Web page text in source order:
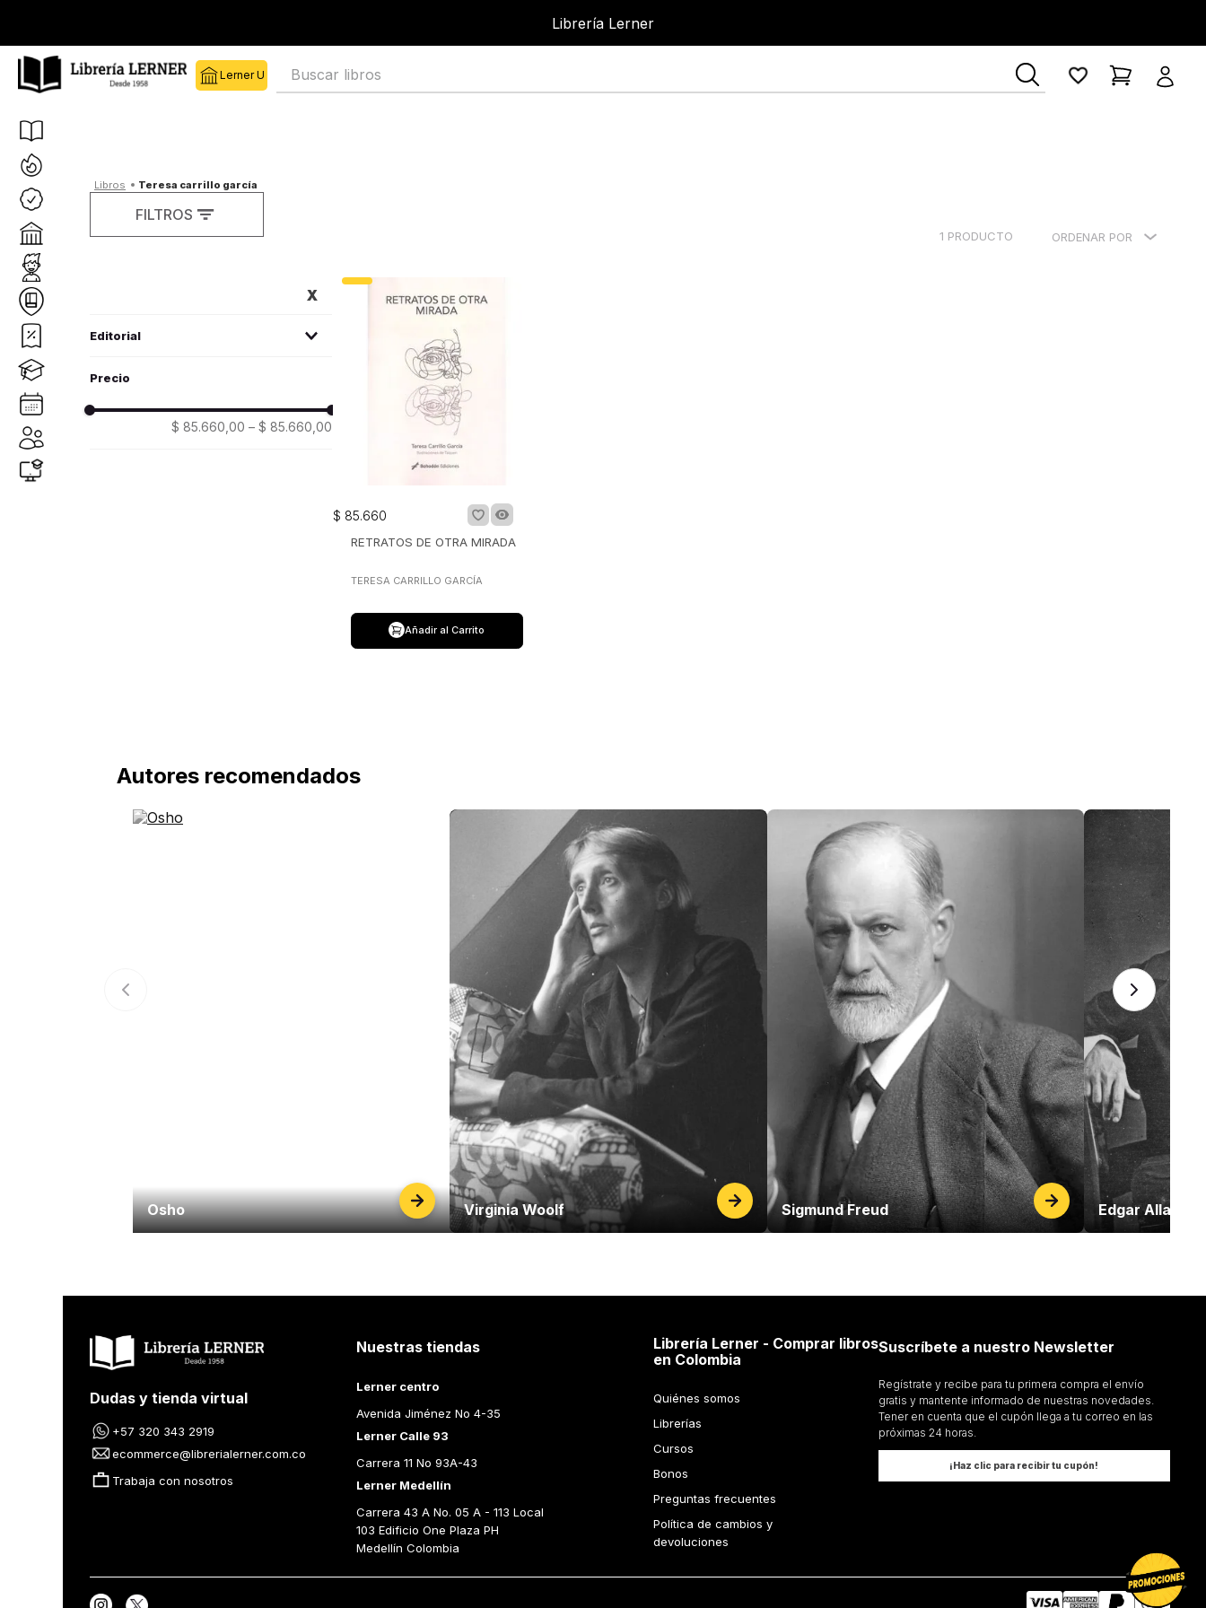
Librería Lerner
Buscar libros
teresa carrillo garcía
1 PRODUCTO ORDENAR POR
FILTROS
Editorial
bohodon
$ 85.660,00 – $ 85.660,00
$ 85.660
RETRATOS DE OTRA MIRADA
TERESA CARRILLO GARCÍA
Añadir al Carrito
Autores recomendados
Osho Virginia Woolf Sigmund Freud Edgar Allan
Dudas y tienda virtual
+57 320 343 2919
ecommerce@librerialerner.com.co
Trabaja con nosotros
Nuestras tiendas
Lerner centro
Avenida Jiménez No 4-35
Lerner Calle 93
Carrera 11 No 93A-43
Lerner Medellín
Carrera 43 A No. 05 A - 113 Local
103 Edificio One Plaza PH
Medellín Colombia
Librería Lerner - Comprar libros
en Colombia
Quiénes somos
Librerías
Cursos
Bonos
Preguntas frecuentes
Política de cambios y
devoluciones
Suscríbete a nuestro Newsletter
Regístrate y recibe para tu primera compra el envío
gratis y mantente informado de nuestras novedades.
Tener en cuenta que el cupón llega a tu correo en las
próximas 24 horas.
¡Haz clic para recibir tu cupón!